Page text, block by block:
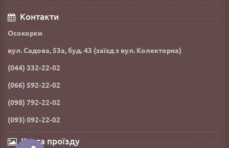
Контакти
Осокорки
вул. Садова, 53а, буд. 43 (заїзд з вул. Колекторна)
(044) 332-22-02
(066) 592-22-02
(098) 792-22-02
(093) 092-22-02
Карта проїзду